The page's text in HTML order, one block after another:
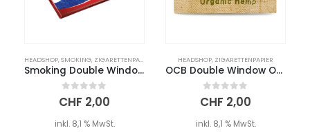
HEADSHOP,SMOKING, ZIGARETTENPAPIER
Smoking Double Window | Blue
0 out of 5
CHF 2,00
inkl. 8,1 % MwSt.
HEADSHOP, ZIGARETTENPAPIER
OCB Double Window Organic
0 out of 5
CHF 2,00
inkl. 8,1 % MwSt.